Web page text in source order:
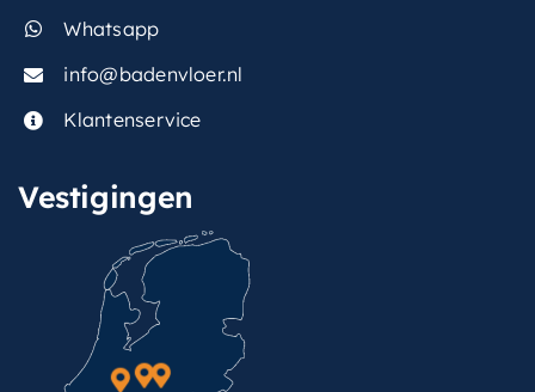
Whatsapp
info@badenvloer.nl
Klantenservice
Vestigingen